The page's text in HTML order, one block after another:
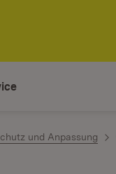
und Anpassung